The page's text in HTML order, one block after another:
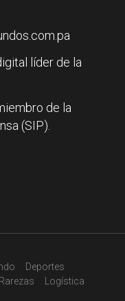
líder de la
de la
(SIP).
Deportes
Rarezas Logística